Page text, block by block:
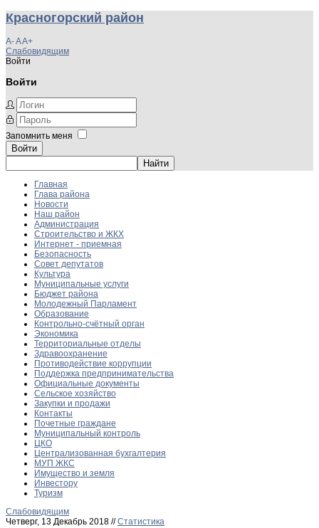
Красногорский район
A-AA+
Слабовидящим
Войти
Войти
Запомнить меня
Войти
Главная
Глава района
Новости
Наш район
Администрация
Строительство и ЖКХ
Интернет - приемная
Безопасность
Совет депутатов
Культура
Муниципальные услуги
Бюджет района
Молодежный Парламент
Образование
Контрольно-счётный орган
Экономика
Территориальные отделы
Здравоохранение
Противодействие коррупции
Поддержка предпринимательства
Официальные документы
Сельское хозяйство
Закупки и продажи
Контакты
Почетные граждане
Муниципальный контроль
ЦКО
Централизованная бухгалтерия
МУП ЖКС
Имущество и земля
Инвестору
Туризм
Слабовидящим
Четверг, 13 Декабрь 2018 //Статистика